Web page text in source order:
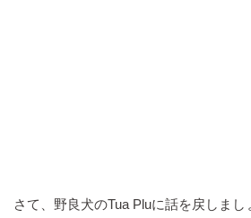
さて、野良犬のTua Pluに話を戻しま